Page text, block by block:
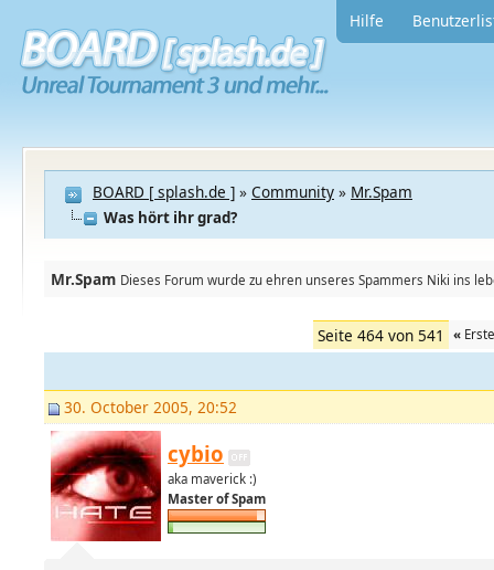
Hilfe
BOARD [ splash.de ] » Community » Mr.Spam
Was hört ihr grad?
Mr.Spam Dieses Forum wurde zu ehren unseres Spammers Niki ins
Seite 464 von 541 «Erste
30. October 2005, 20:52
cybio
aka maverick :)
Master of Spam